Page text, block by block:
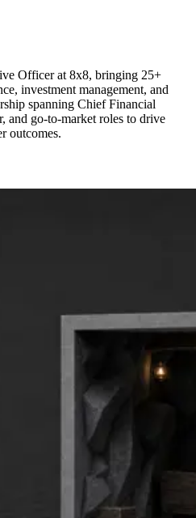
Officer at 8x8, bringing 25+
investment management, and
spanning Chief Financial
and go-to-market roles to drive
outcomes.